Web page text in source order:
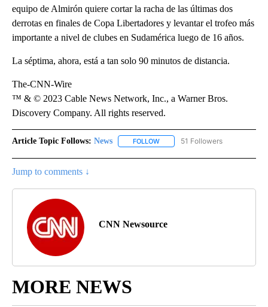
equipo de Almirón quiere cortar la racha de las últimas dos
derrotas en finales de Copa Libertadores y levantar el trofeo más
importante a nivel de clubes en Sudamérica luego de 16 años.
La séptima, ahora, está a tan solo 90 minutos de distancia.
The-CNN-Wire
™ & © 2023 Cable News Network, Inc., a Warner Bros.
Discovery Company. All rights reserved.
Article Topic Follows: News FOLLOW FOLLOW "NEWS" TO RECEIVE
51 Followers
Jump to comments ↓
CNN Newsource
MORE NEWS